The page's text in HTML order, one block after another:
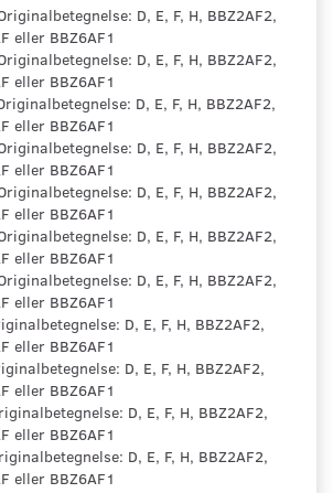
D, E, F, H, BBZ2AF2,
eller BBZ6AF1
D, E, F, H, BBZ2AF2,
eller BBZ6AF1
D, E, F, H, BBZ2AF2,
eller BBZ6AF1
D, E, F, H, BBZ2AF2,
eller BBZ6AF1
D, E, F, H, BBZ2AF2,
eller BBZ6AF1
D, E, F, H, BBZ2AF2,
eller BBZ6AF1
D, E, F, H, BBZ2AF2,
eller BBZ6AF1
D, E, F, H, BBZ2AF2,
eller BBZ6AF1
D, E, F, H, BBZ2AF2,
eller BBZ6AF1
D, E, F, H, BBZ2AF2,
eller BBZ6AF1
D, E, F, H, BBZ2AF2,
eller BBZ6AF1